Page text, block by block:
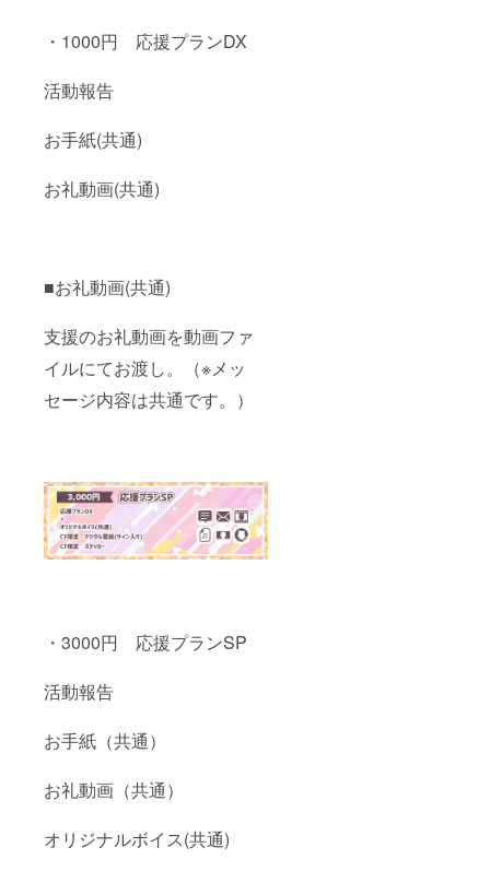
・1000円 応援プランDX
活動報告
お手紙(共通)
お礼動画(共通)
■お礼動画(共通)
支援のお礼動画を動画ファ
イルにてお渡し。（※メッ
セージ内容は共通です。）
・3000円 応援プランSP
活動報告
お手紙（共通）
お礼動画（共通）
オリジナルボイス(共通)